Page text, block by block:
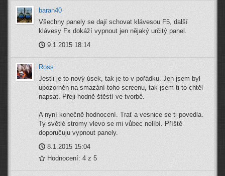
baran40
Všechny panely se dají schovat klávesou F5, další
klávesy Fx dokáží vypnout jen nějaký určitý panel.
9.1.2015 18:14
Ross
Jestli je to nový úsek, tak je to v pořádku. Jen jsem byl
upozorněn na smazání toho screenu, tak jsem ti to chtěl
napsat. Přeji hodně štěstí ve tvorbě.
A nyní konečně hodnocení. Trať a vesnice se ti povedla.
Ty světlé stromy vlevo se mi vůbec nelíbí. Příště
doporučuju vypnout panely.
8.1.2015 15:04
Hodnocení: 4 z 5